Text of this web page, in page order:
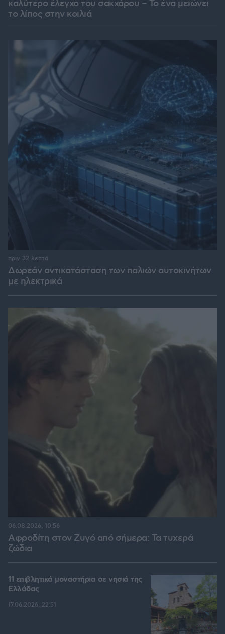
καλύτερο έλεγχο του σακχάρου – Το ένα μειώνει
το λίπος στην κοιλιά
Δωρεάν αντικατάσταση των παλιών αυτοκινήτων
με ηλεκτρικά
πριν 32 λεπτά
Αφροδίτη στον Ζυγό από σήμερα: Τα τυχερά
ζώδια
06.08.2026, 10:56
11 επιβλητικά μοναστήρια σε νησιά της
Ελλάδας
17.06.2026, 22:51